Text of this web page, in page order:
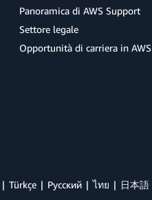
Panoramica di AWS Support
Settore legale
Opportunità di carriera in AWS
Türkçe Ρусский ไทย 日本語